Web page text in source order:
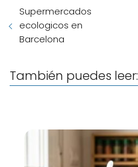
Supermercados
ecologicos en
Barcelona
También puedes leer: